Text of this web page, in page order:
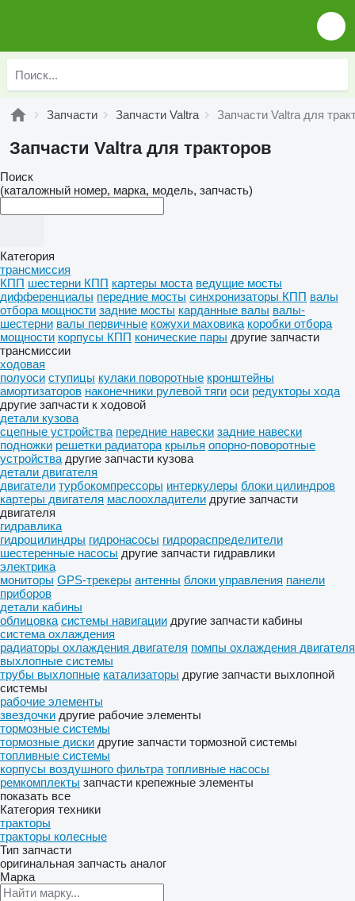
Запчасти Запчасти Valtra Запчасти Valtra для
Запчасти Valtra для тракторов
Поиск
(каталожный номер, марка, модель, запчасть)
Категория
трансмиссия
КПП шестерни КПП картеры моста ведущие мосты
дифференциалы передние мосты синхронизаторы КПП валы
отбора мощности задние мосты карданные валы валы-
шестерни валы первичные кожухи маховика коробки отбора
мощности корпусы КПП конические пары другие запчасти
трансмиссии
ходовая
полуоси ступицы кулаки поворотные кронштейны
амортизаторов наконечники рулевой тяги оси редукторы хода
другие запчасти к ходовой
детали кузова
сцепные устройства передние навески задние навески
подножки решетки радиатора крылья опорно-поворотные
устройства другие запчасти кузова
детали двигателя
двигатели турбокомпрессоры интеркулеры блоки цилиндров
картеры двигателя маслоохладители другие запчасти
двигателя
гидравлика
гидроцилиндры гидронасосы гидрораспределители
шестеренные насосы другие запчасти гидравлики
электрика
мониторы GPS-трекеры антенны блоки управления панели
приборов
детали кабины
облицовка системы навигации другие запчасти кабины
система охлаждения
радиаторы охлаждения двигателя помпы охлаждения двигателя
выхлопные системы
трубы выхлопные катализаторы другие запчасти выхлопной
системы
рабочие элементы
звездочки другие рабочие элементы
тормозные системы
тормозные диски другие запчасти тормозной системы
топливные системы
корпусы воздушного фильтра топливные насосы
ремкомплекты запчасти крепежные элементы
показать все
Категория техники
тракторы
тракторы колесные
Тип запчасти
оригинальная запчасть аналог
Марка